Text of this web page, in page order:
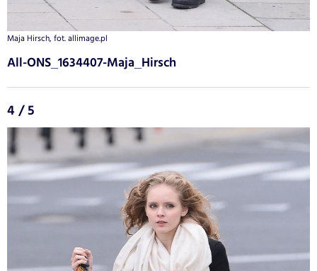
Maja Hirsch, fot. allimage.pl
All-ONS_1634407-Maja_Hirsch
4 / 5